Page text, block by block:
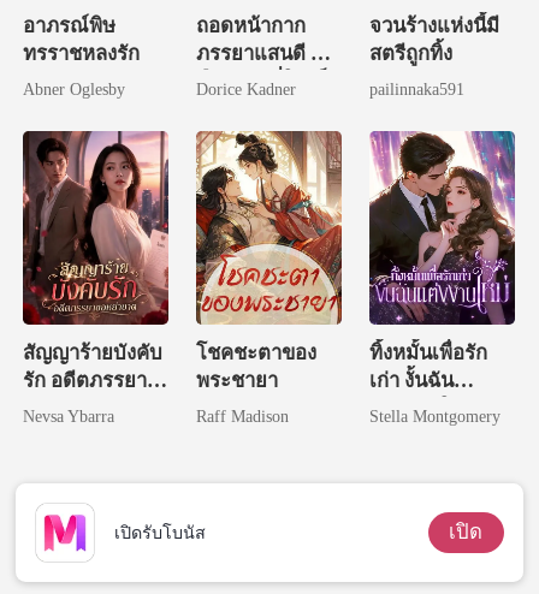
อาภรณ์พิษ
ทรราชหลงรัก
Abner Oglesby
ถอดหน้ากาก
ภรรยาแสนดี ฉัน
คือราชินีที่ใครก็
Dorice Kadner
จวนร้างแห่งนี้มี
สตรีถูกทิ้ง
pailinnaka591
สัญญาร้ายบังคับ
รัก อดีตภรรยา
ขอหย่าขาด
Nevsa Ybarra
โชคชะตาของ
พระชายา
Raff Madison
ทิ้งหมั้นเพื่อรัก
เก่า งั้นฉัน
แต่งงานใหม่
Stella Montgomery
เปิดรับโบนัส เปิด